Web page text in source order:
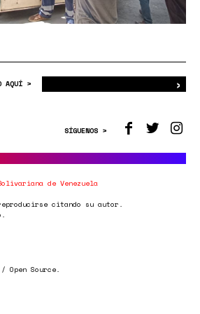
AQUÍ > ›
SÍGUENOS >
de Venezuela
citando su autor.
Open Source.